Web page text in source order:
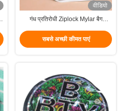
वीडियो
गंध प्रतिरोधी Ziplock Mylar बैग
आकार
सबसे अच्छी कीमत पाएं